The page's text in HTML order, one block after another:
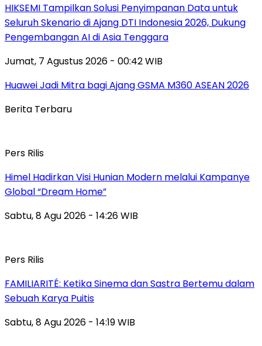
HIKSEMI Tampilkan Solusi Penyimpanan Data untuk
Seluruh Skenario di Ajang DTI Indonesia 2026, Dukung
Pengembangan AI di Asia Tenggara
Jumat, 7 Agustus 2026 - 00:42 WIB
Huawei Jadi Mitra bagi Ajang GSMA M360 ASEAN 2026
Berita Terbaru
Pers Rilis
Himel Hadirkan Visi Hunian Modern melalui Kampanye
Global “Dream Home”
Sabtu, 8 Agu 2026 - 14:26 WIB
Pers Rilis
FAMILIARITÉ: Ketika Sinema dan Sastra Bertemu dalam
Sebuah Karya Puitis
Sabtu, 8 Agu 2026 - 14:19 WIB